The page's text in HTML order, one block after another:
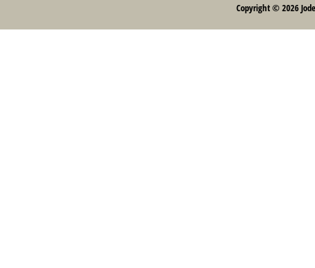
Copyright © 2026